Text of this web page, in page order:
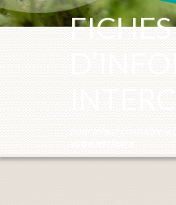
FICHES